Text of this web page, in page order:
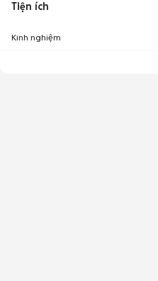
Tiện ích
Kinh nghiệm